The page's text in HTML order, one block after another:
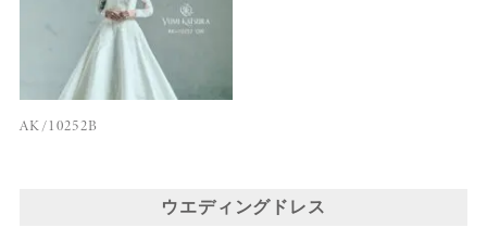
AK/10252B
ウエディングドレス